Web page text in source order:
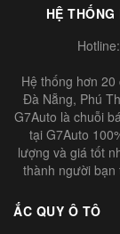
HỆ
Hotline:
Hệ thống hơn
Đà Nẵng, Phú
G7Auto là chuỗi
tại G7Auto
lượng và giá tốt
thành người bạn
ẮC QUY Ô TÔ